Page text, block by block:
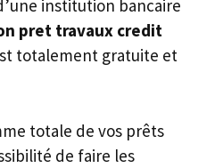
institution bancaire
pret travaux credit
totalement gratuite et
totale de vos prêts
de faire les